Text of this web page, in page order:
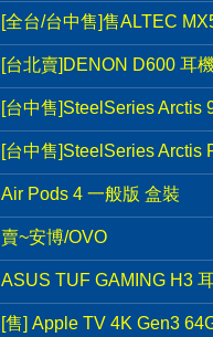
[全台/台中售]售ALTEC
[台北賣]DENON D600 耳
[台中售]SteelSeries Arctis
[台中售]SteelSeries Arctis
Air Pods 4 一般版 盒裝
賣~安博/OVO
ASUS TUF GAMING H3
[售] Apple TV 4K Gen3